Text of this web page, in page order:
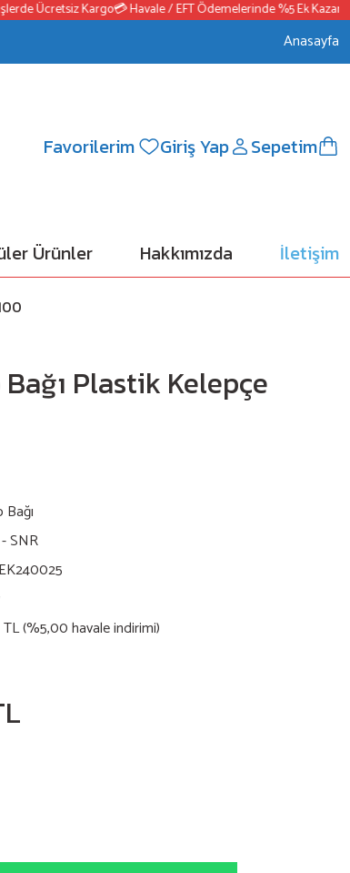
Ücretsiz Kargo💳 Havale / EFT Ödemelerinde %5 Ek Kazanç
Anasayfa
Favorilerim Giriş Yap Sepetim
Ürünler Hakkımızda İletişim
Plastik Kelepçe
SNR
TL (%5,00 havale indirimi)